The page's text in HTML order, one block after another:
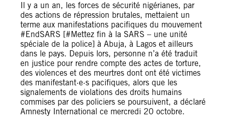
Il y a un an, les forces de sécurité nigérianes, par
des actions de répression brutales, mettaient un
terme aux manifestations pacifiques du mouvement
#EndSARS [#Mettez fin à la SARS – une unité
spéciale de la police] à Abuja, à Lagos et ailleurs
dans le pays. Depuis lors, personne n’a été traduit
en justice pour rendre compte des actes de torture,
des violences et des meurtres dont ont été victimes
des manifestant·e·s pacifiques, alors que les
signalements de violations des droits humains
commises par des policiers se poursuivent, a déclaré
Amnesty International ce mercredi 20 octobre.